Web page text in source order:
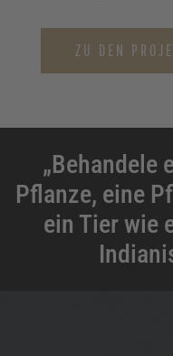
ZU DEN
„Behandele
Pflanze, eine
ein Tier wie